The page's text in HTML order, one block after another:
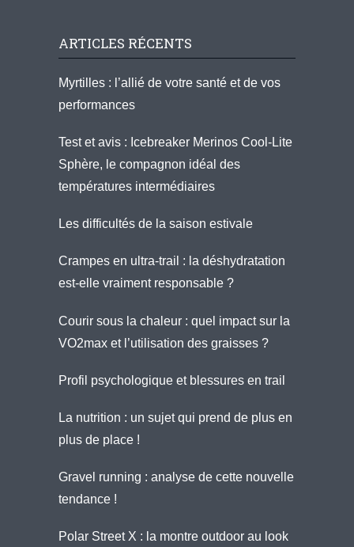
ARTICLES RÉCENTS
Myrtilles : l’allié de votre santé et de vos
performances
Test et avis : Icebreaker Merinos Cool-Lite
Sphère, le compagnon idéal des
températures intermédiaires
Les difficultés de la saison estivale
Crampes en ultra-trail : la déshydratation
est-elle vraiment responsable ?
Courir sous la chaleur : quel impact sur la
VO2max et l’utilisation des graisses ?
Profil psychologique et blessures en trail
La nutrition : un sujet qui prend de plus en
plus de place !
Gravel running : analyse de cette nouvelle
tendance !
Polar Street X : la montre outdoor au look